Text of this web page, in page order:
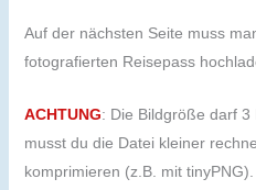
Auf der nächsten Seite muss
fotografierten Reisepass
ACHTUNG: Die Bildgröße darf 3
musst du die Datei kleiner
komprimieren (z.B. mit tinyPNG).